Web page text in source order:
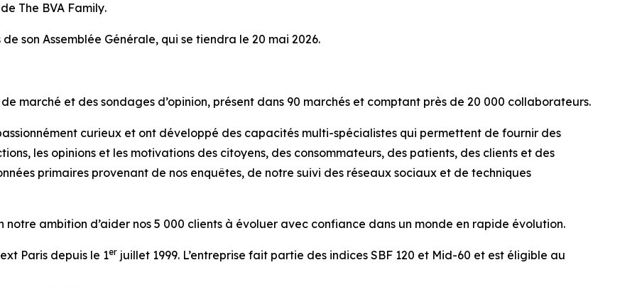
The BVA Family.
son Assemblée Générale, qui se tiendra le 20 mai 2026.
marché et des sondages d’opinion, présent dans 90 marchés et comptant près de 20 000 collaborateurs.
curieux et ont développé des capacités multi-spécialistes qui permettent de fournir des
les opinions et les motivations des citoyens, des consommateurs, des patients, des clients et des
primaires provenant de nos enquêtes, de notre suivi des réseaux sociaux et de techniques
notre ambition d’aider nos 5 000 clients à évoluer avec confiance dans un monde en rapide évolution.
Paris depuis le 1er juillet 1999. L’entreprise fait partie des indices SBF 120 et Mid-60 et est éligible au